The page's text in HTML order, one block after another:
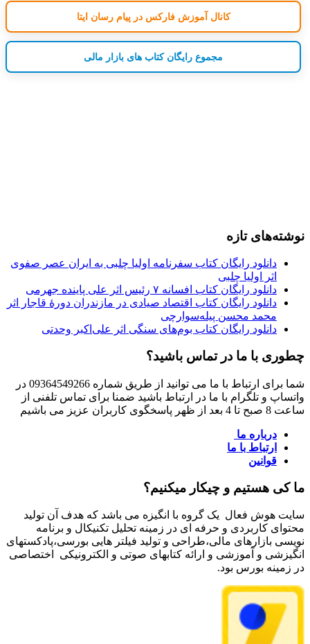
کانال آموزش فارکس در پیام رسان ایتا
مجموع رایگان کتاب های بازار مالی
نوشته‌های تازه
دانلود رایگان کتاب سفرنامه اولیا چلبی به ایران عصر صفوی
اثر اولیا چلبی
دانلود رایگان کتاب افسانه ۷ رئیس اثر علی پاینده جهرمی
دانلود رایگان کتاب اقتصاد صیادی در مازندران دورۀ قاجار اثر
محمد محسن پیله‌سوارچی
دانلود رایگان کتاب بوم‌های سنگی اثر علی‌اکبر وحدتی
چطوری با ما در تماس باشید؟
شما برای ارتباط با ما می توانید از طریق شماره 09364549266 در
واتساپ و تلگرام با ما در ارتباط باشید ضمنا برای تماس تلفنی از
ساعت 8 صبح تا 4 بعد از ظهر پاسخگوی کاربران عزیز می باشیم
درباره ما
ارتباط با ما
قوانین
ما کی هستیم و چیکار میکنیم؟
سایت هوش فعال یک گروه با انگیزه می باشد که هدف آن تولید
محتوای کاربردی و حرفه ای در زمینه تحلیل تکنیکال و برنامه
نویسی بازارهای مالی،طراحی و تولید فیلتر هایی بورسی،پادکستهای
انگیزشی و آموزشی و ارائه کتابهای صوتی و الکترونیکی اختصاصی
در زمینه بورس بود.